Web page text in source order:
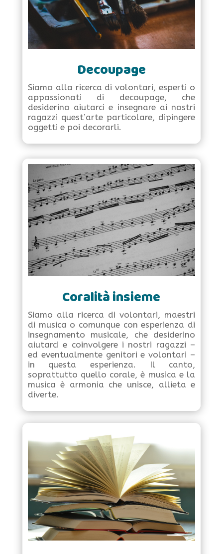
Decoupage
Siamo alla ricerca di volontari, esperti o
appassionati di decoupage, che
desiderino aiutarci e insegnare ai nostri
ragazzi quest’arte particolare, dipingere
oggetti e poi decorarli.
Coralità insieme
Siamo alla ricerca di volontari, maestri
di musica o comunque con esperienza di
insegnamento musicale, che desiderino
aiutarci e coinvolgere i nostri ragazzi –
ed eventualmente genitori e volontari –
in questa esperienza. Il canto,
soprattutto quello corale, è musica e la
musica è armonia che unisce, allieta e
diverte.